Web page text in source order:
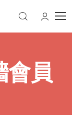
會員